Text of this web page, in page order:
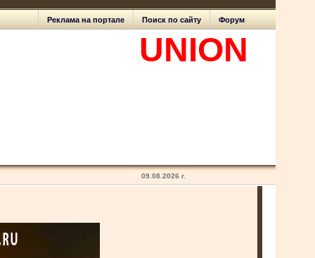
Форум
Поиск по сайту
Реклама на портале
UNION
09.08.2026 г.